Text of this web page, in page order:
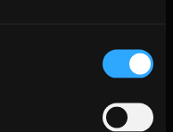
ieeļļojiet to ar augu